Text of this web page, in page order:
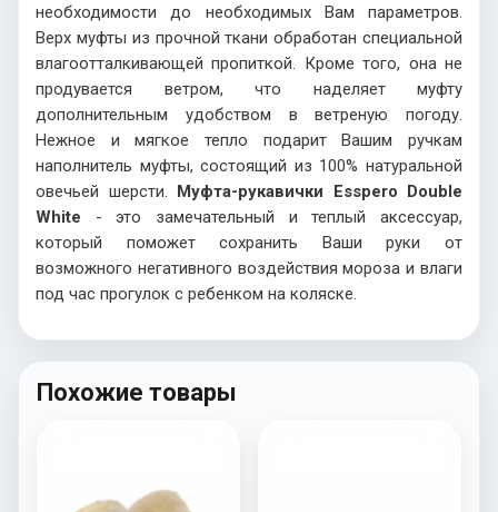
необходимости до необходимых Вам параметров.
Верх муфты из прочной ткани обработан специальной
влагоотталкивающей пропиткой. Кроме того, она не
продувается ветром, что наделяет муфту
дополнительным удобством в ветреную погоду.
Нежное и мягкое тепло подарит Вашим ручкам
наполнитель муфты, состоящий из 100% натуральной
овечьей шерсти. Муфта-рукавички Esspero Double
White - это замечательный и теплый аксессуар,
который поможет сохранить Ваши руки от
возможного негативного воздействия мороза и влаги
под час прогулок с ребенком на коляске.
Похожие товары